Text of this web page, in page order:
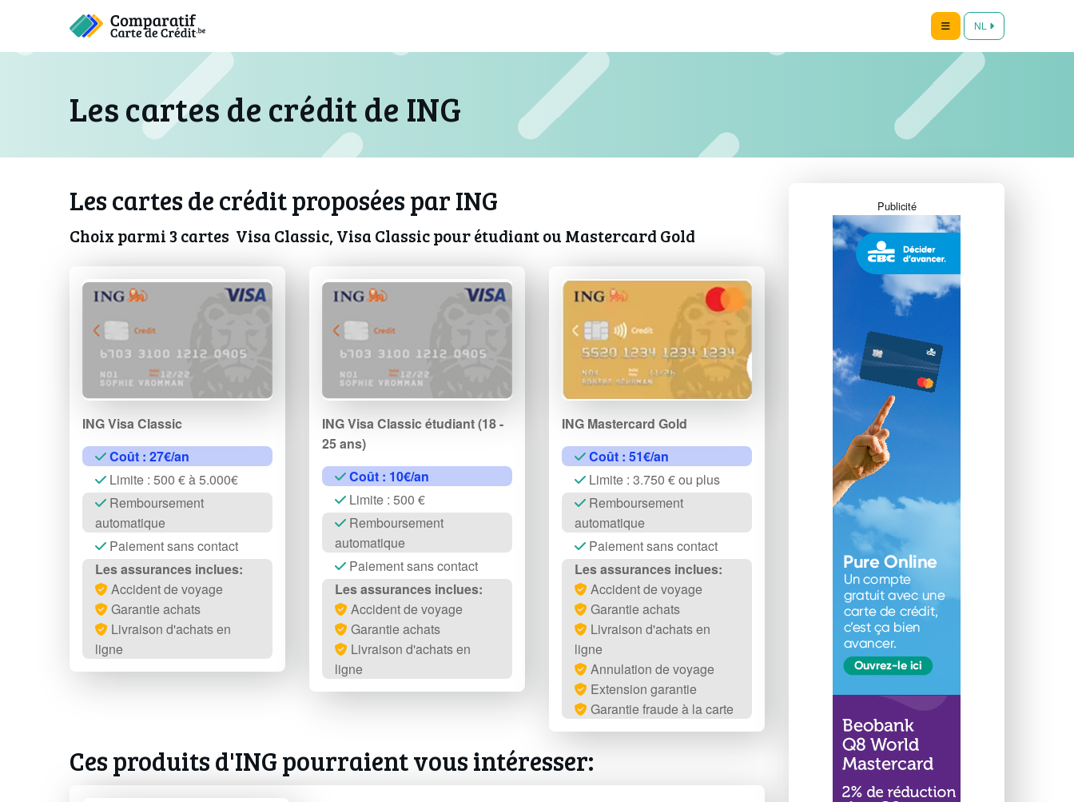
NL
Les cartes de crédit de ING
Les cartes de crédit proposées par ING
Choix parmi 3 cartes Visa Classic, Visa Classic pour étudiant ou Mastercard Gold
ING Visa Classic
Coût : 27€/an
Limite : 500 € à 5.000€
Remboursement
automatique
Paiement sans contact
Les assurances inclues:
Accident de voyage
Garantie achats
Livraison d'achats en
ligne
ING Visa Classic étudiant (18 -
25 ans)
Coût : 10€/an
Limite : 500 €
Remboursement
automatique
Paiement sans contact
Les assurances inclues:
Accident de voyage
Garantie achats
Livraison d'achats en
ligne
ING Mastercard Gold
Coût : 51€/an
Limite : 3.750 € ou plus
Remboursement
automatique
Paiement sans contact
Les assurances inclues:
Accident de voyage
Garantie achats
Livraison d'achats en
ligne
Annulation de voyage
Extension garantie
Garantie fraude à la carte
Ces produits d'ING pourraient vous intéresser:
Publicité